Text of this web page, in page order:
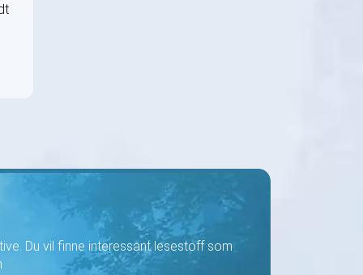
Du vil finne interessant lesestoff som